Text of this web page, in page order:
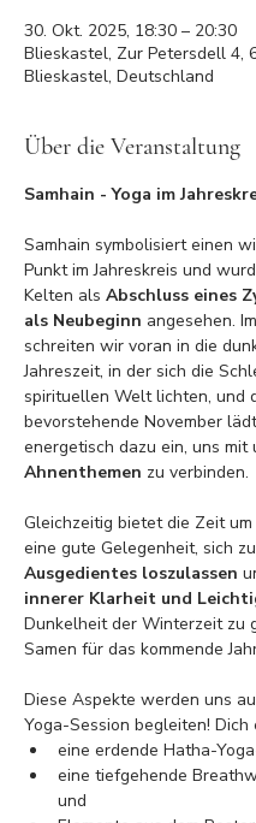
30. Okt. 2025, 18:30 – 20:30
Blieskastel, Zur Petersdell 4,
Blieskastel, Deutschland
Über die Veranstaltung
Samhain - Yoga im
Samhain symbolisiert einen
Punkt im Jahreskreis und
Kelten als Abschluss eines
als Neubeginn angesehen.
schreiten wir voran in die
Jahreszeit, in der sich die
spirituellen Welt lichten, und
bevorstehende November
energetisch dazu ein, uns mit
Ahnenthemen zu verbinden.
Gleichzeitig bietet die Zeit um
eine gute Gelegenheit, sich
Ausgedientes loszulassen
innerer Klarheit und
Dunkelheit der Winterzeit zu
Samen für das kommende
Diese Aspekte werden uns
Yoga-Session begleiten!
eine erdende Hatha-
eine tiefgehende
und